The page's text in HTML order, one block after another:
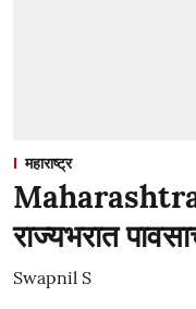
महाराष्ट्र
Maharashtra
राज्यभरात
Swapnil S